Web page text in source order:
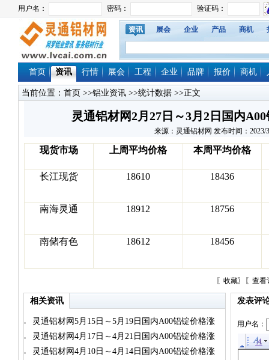
资讯 展会 企业 产品 商机
首页 资讯 行情 展会 工程 企业 品牌 报价 商机
当前位置： 首页 >>铝业资讯 >>统计数据 >>正文
灵通铝材网2月27日～3月2日国内
来源：灵通铝材网 发布时间：2023/
现货市场 上周平均价格 本周平均价格
长江现货 18610 18436
南海灵通 18912 18756
南储有色 18612 18456
〖 收藏〗〖 查看
相关资讯
灵通铝材网5月15日～5月19日国内A00铝锭价格涨
跌幅情况表
灵通铝材网4月17日～4月21日国内A00铝锭价格涨
跌幅情况表
灵通铝材网4月10日～4月14日国内A00铝锭价格涨
发表评
用户名：